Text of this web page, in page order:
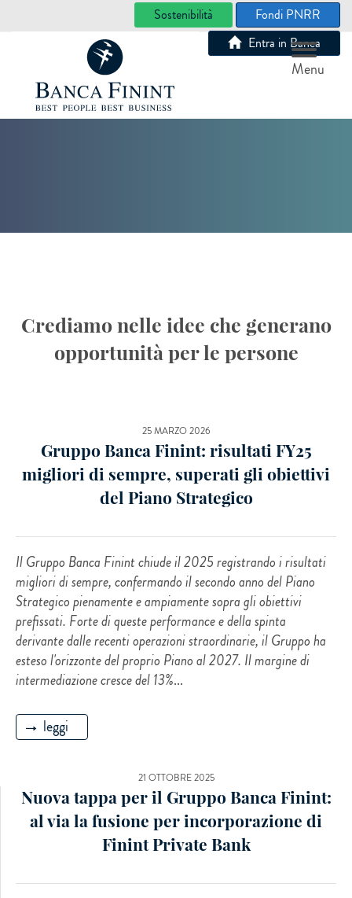
Sostenibilità
Fondi PNRR
Entra in Banca
Menu
Crediamo nelle idee che generano
opportunità per le persone
25 MARZO 2026
Gruppo Banca Finint: risultati FY25
migliori di sempre, superati gli obiettivi
del Piano Strategico
Il Gruppo Banca Finint chiude il 2025 registrando i risultati
migliori di sempre, confermando il secondo anno del Piano
Strategico pienamente e ampiamente sopra gli obiettivi
prefissati. Forte di queste performance e della spinta
derivante dalle recenti operazioni straordinarie, il Gruppo ha
esteso l'orizzonte del proprio Piano al 2027. Il margine di
intermediazione cresce del 13%...
leggi
21 OTTOBRE 2025
Nuova tappa per il Gruppo Banca Finint:
al via la fusione per incorporazione di
Finint Private Bank